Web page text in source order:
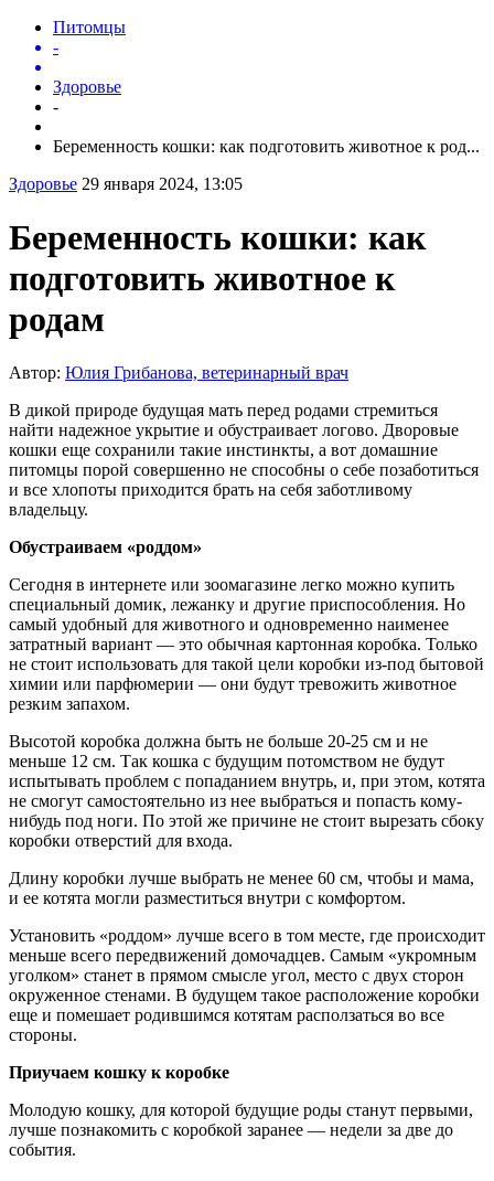
Питомцы
-
Здоровье
-
Беременность кошки: как подготовить животное к род...
Здоровье 29 января 2024, 13:05
Беременность кошки: как
подготовить животное к
родам
Автор: Юлия Грибанова, ветеринарный врач
В дикой природе будущая мать перед родами стремиться
найти надежное укрытие и обустраивает логово. Дворовые
кошки еще сохранили такие инстинкты, а вот домашние
питомцы порой совершенно не способны о себе позаботиться
и все хлопоты приходится брать на себя заботливому
владельцу.
Обустраиваем «роддом»
Сегодня в интернете или зоомагазине легко можно купить
специальный домик, лежанку и другие приспособления. Но
самый удобный для животного и одновременно наименее
затратный вариант — это обычная картонная коробка. Только
не стоит использовать для такой цели коробки из-под бытовой
химии или парфюмерии — они будут тревожить животное
резким запахом.
Высотой коробка должна быть не больше 20-25 см и не
меньше 12 см. Так кошка с будущим потомством не будут
испытывать проблем с попаданием внутрь, и, при этом, котята
не смогут самостоятельно из нее выбраться и попасть кому-
нибудь под ноги. По этой же причине не стоит вырезать сбоку
коробки отверстий для входа.
Длину коробки лучше выбрать не менее 60 см, чтобы и мама,
и ее котята могли разместиться внутри с комфортом.
Установить «роддом» лучше всего в том месте, где происходит
меньше всего передвижений домочадцев. Самым «укромным
уголком» станет в прямом смысле угол, место с двух сторон
окруженное стенами. В будущем такое расположение коробки
еще и помешает родившимся котятам расползаться во все
стороны.
Приучаем кошку к коробке
Молодую кошку, для которой будущие роды станут первыми,
лучше познакомить с коробкой заранее — недели за две до
события.